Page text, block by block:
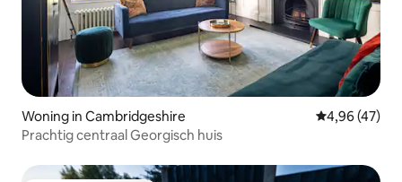
Woning in Cambridgeshire Gemiddelde
4,96 (47)
Prachtig centraal Georgisch huis